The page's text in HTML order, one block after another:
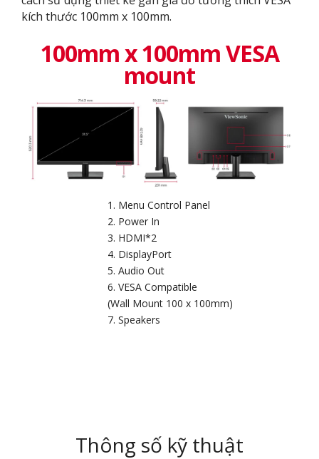
kích thước 100mm x 100mm.
100mm x 100mm VESA
mount
Menu Control Panel
Power In
HDMI*2
DisplayPort
Audio Out
VESA Compatible
(Wall Mount 100 x 100mm)
Speakers
Thông số kỹ thuật